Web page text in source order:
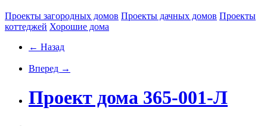
Проекты загородных домов Проекты дачных домов Проекты
коттеджей Хорошие дома
← Назад
Вперед →
Проект дома 365-001-Л